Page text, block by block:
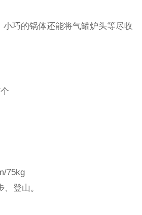
巧的锅体还能将气罐炉头等尽收
75kg
登山。